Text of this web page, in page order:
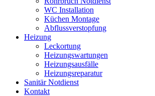
WC Installation
Küchen Montage
Abflussverstopfung
Heizung
Leckortung
Heizungswartungen
Heizungsausfälle
Heizungsreparatur
Sanitär Notdienst
Kontakt